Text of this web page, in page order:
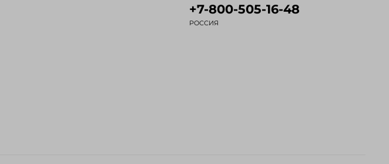
+7-800-505-16-48
РОССИЯ